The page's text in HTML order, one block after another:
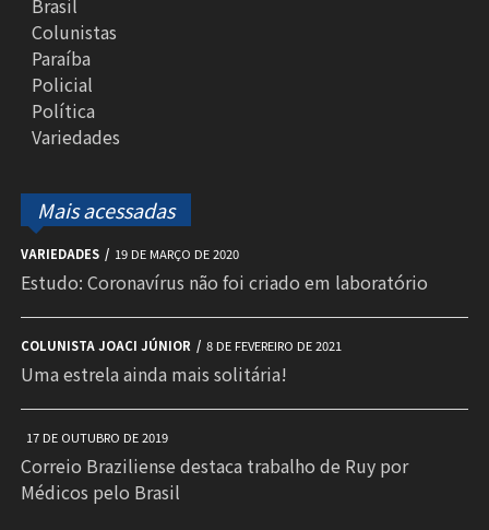
Brasil
Colunistas
Paraíba
Policial
Política
Variedades
Mais acessadas
VARIEDADES 19 DE MARÇO DE 2020
Estudo: Coronavírus não foi criado em laboratório
COLUNISTA JOACI JÚNIOR 8 DE FEVEREIRO DE 2021
Uma estrela ainda mais solitária!
17 DE OUTUBRO DE 2019
Correio Braziliense destaca trabalho de Ruy por
Médicos pelo Brasil